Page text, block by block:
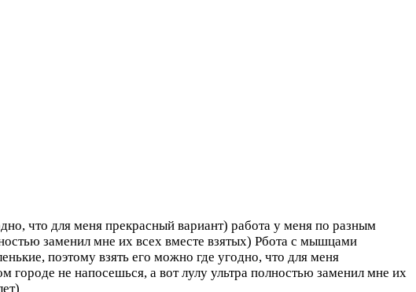
что для меня прекрасный вариант) работа у меня по разным
заменил мне их всех вместе взятых) Рбота с мышцами
поэтому взять его можно где угодно, что для меня
городе не напосешься, а вот лулу ультра полностью заменил мне их